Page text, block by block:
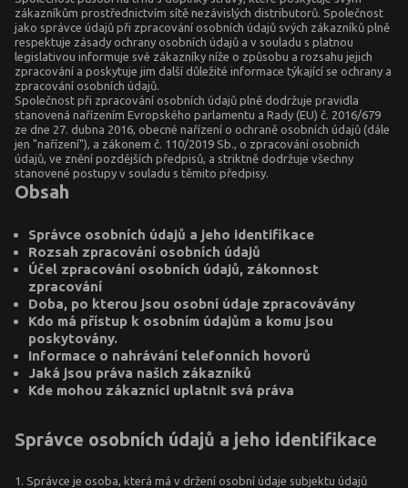
zákazníkům prostřednictvím sítě nezávislých distributorů. Společnost
jako správce údajů při zpracování osobních údajů svých zákazníků plně
respektuje zásady ochrany osobních údajů a v souladu s platnou
legislativou informuje své zákazníky níže o způsobu a rozsahu jejich
zpracování a poskytuje jim další důležité informace týkající se ochrany a
zpracování osobních údajů.
Společnost při zpracování osobních údajů plně dodržuje pravidla
stanovená nařízením Evropského parlamentu a Rady (EU) č. 2016/679
ze dne 27. dubna 2016, obecné nařízení o ochraně osobních údajů (dále
jen "nařízení"), a zákonem č. 110/2019 Sb., o zpracování osobních
údajů, ve znění pozdějších předpisů, a striktně dodržuje všechny
stanovené postupy v souladu s těmito předpisy.
Obsah
Správce osobních údajů a jeho identifikace
Rozsah zpracování osobních údajů
Účel zpracování osobních údajů, zákonnost
zpracování
Doba, po kterou jsou osobní údaje zpracovávány
Kdo má přístup k osobním údajům a komu jsou
poskytovány.
Informace o nahrávání telefonních hovorů
Jaká jsou práva našich zákazníků
Kde mohou zákazníci uplatnit svá práva
Správce osobních údajů a jeho identifikace
Správce je osoba, která má v držení osobní údaje subjektu údajů